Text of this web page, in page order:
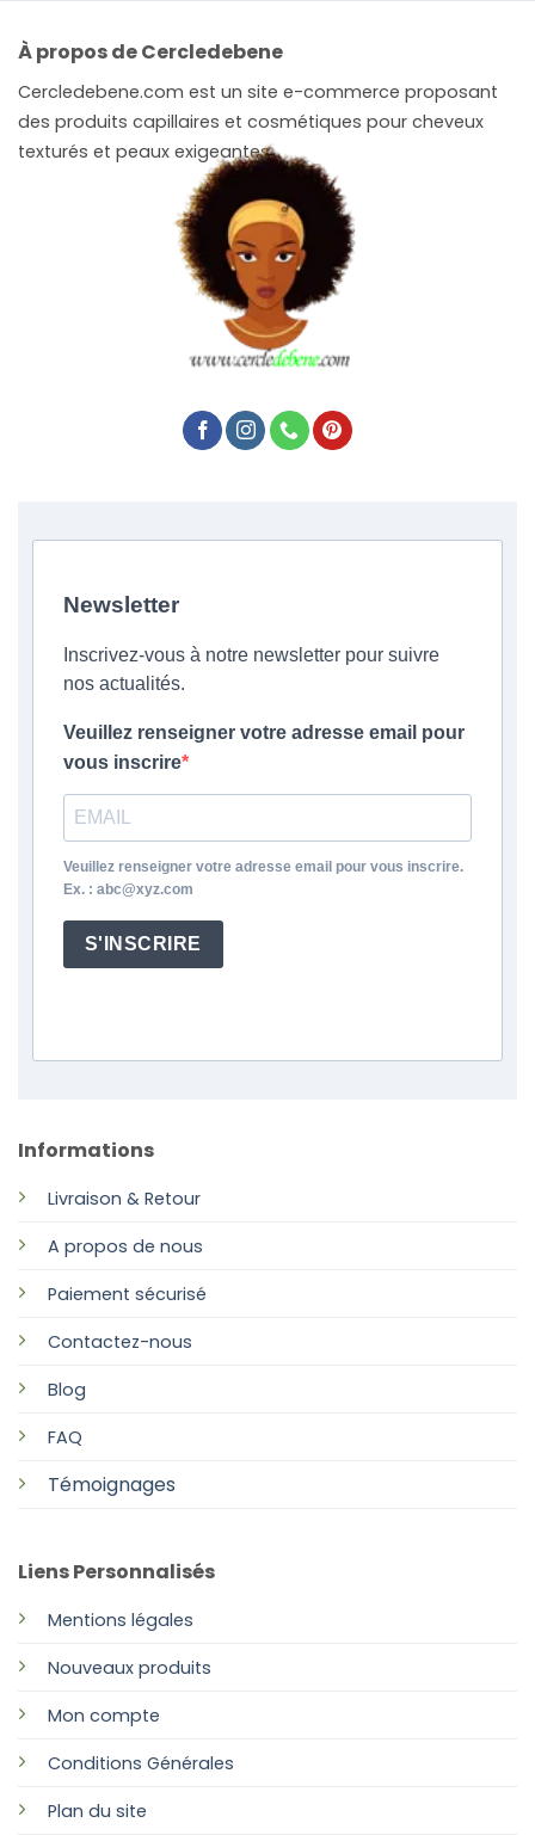
À propos de Cercledebene
Cercledebene.com est un site e-commerce proposant
des produits capillaires et cosmétiques pour cheveux
texturés et peaux exigeantes.
Informations
Livraison & Retour
A propos de nous
Paiement sécurisé
Contactez-nous
Blog
FAQ
Témoignages
Liens Personnalisés
Mentions légales
Nouveaux produits
Mon compte
Conditions Générales
Plan du site
Newsletter
Inscrivez-vous à notre newsletter pour suivre
nos actualités.
Veuillez renseigner votre adresse email pour
vous inscrire
Veuillez renseigner votre adresse email pour vous inscrire.
Ex. : abc@xyz.com
S'INSCRIRE